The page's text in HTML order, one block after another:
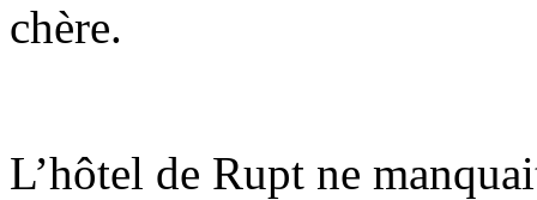
chère.
L’hôtel de Rupt ne